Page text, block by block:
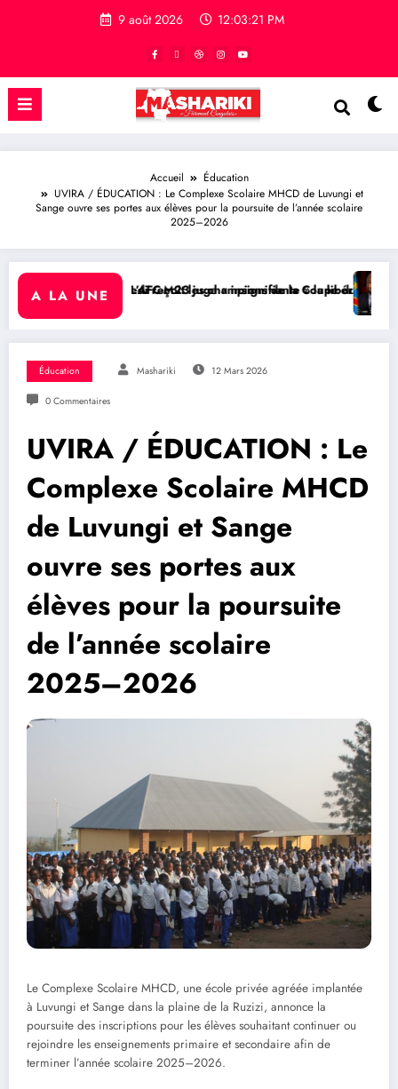
9 août 2026 12:03:22 PM
Accueil
Éducation
UVIRA / ÉDUCATION : Le Complexe Scolaire MHCD de Luvungi et
Sange ouvre ses portes aux élèves pour la poursuite de l’année scolaire
2025–2026
A LA UNE
champions de la Coupe du Congo
juge « insignifiante » la libération de 15 détenus par Kinshasa
RDC/ POLITIQUE : Aimé Boji
Éducation Mashariki 12 Mars 2026
0 Commentaires
UVIRA / ÉDUCATION : Le
Complexe Scolaire MHCD
de Luvungi et Sange
ouvre ses portes aux
élèves pour la poursuite
de l’année scolaire
2025–2026
Le Complexe Scolaire MHCD, une école privée agréée implantée
à Luvungi et Sange dans la plaine de la Ruzizi, annonce la
poursuite des inscriptions pour les élèves souhaitant continuer ou
rejoindre les enseignements primaire et secondaire afin de
terminer l’année scolaire 2025–2026.